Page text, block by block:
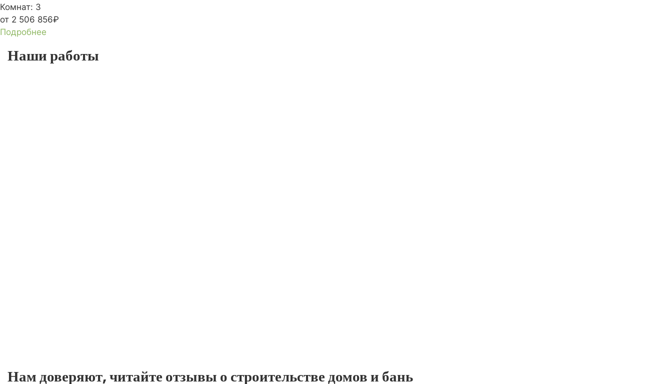
Комнат: 3
от 2 506 856₽
Подробнее
Наши работы
Нам доверяют, читайте отзывы о строительстве домов и бань